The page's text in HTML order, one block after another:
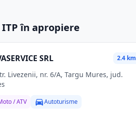
în apropiere
SRL 2.4 km
/ ATV Autoturisme